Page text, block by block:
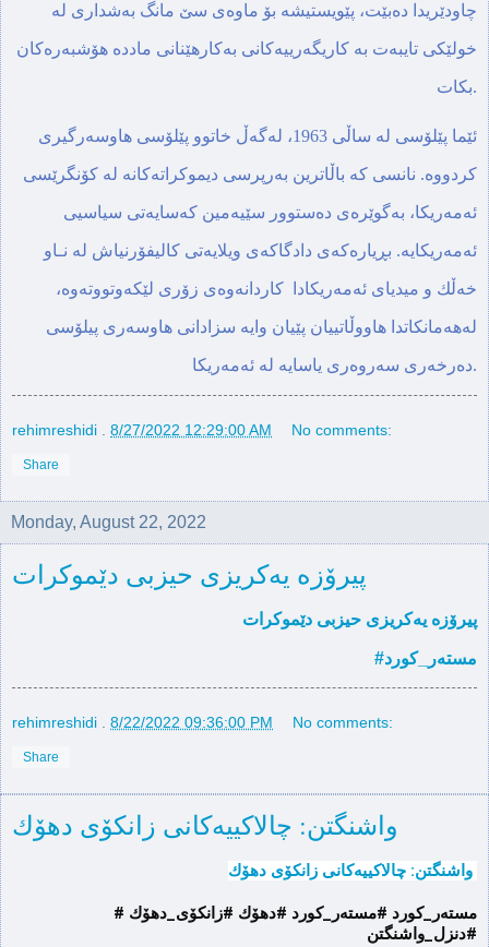
چاودێریدا ده‌بێت، پێویستیشە بۆ ماوه‌ی سێ مانگ به‌شداری له‌
خولێكی تایبه‌ت به‌ كاریگه‌رییه‌كانی به‌كارهێنانی مادده‌ هۆشبه‌ره‌كان
بكات.
ئێما پێلۆسی لە ساڵی 1963، لەگەڵ خاتوو پێلۆسی هاوسەرگیری
کردووە. نانسی کە باڵاترین بەرپرسی دیموکراتەکانە لە کۆنگرێسی
ئه‌مه‌ریكا، به‌گوێرەی دەستوور سێیەمین كەسایەتی سیاسیی
ئه‌مه‌ریكایه‌. بڕیارەكەی دادگاكه‌ی ویلایه‌تی كالیفۆرنیاش لە نـاو
خەڵك و میدیای ئەمه‌ریكادا كاردانەوەی زۆری لێكه‌وتووته‌وه‌،
له‌هه‌مانكاتدا هاووڵاتییان پێیان وایه‌ سزادانی هاوسه‌ری پیلۆسی
دەرخەری سەروەری یاسایە لە ئەمه‌ریكا.
rehimreshidi . 8/27/2022 12:29:00 AM No comments:
Share
Monday, August 22, 2022
پیرۆزە یەکریزی حیزبی دێموکرات
پیرۆزە یەکریزی حیزبی دێموکرات
#مستەر_کورد
rehimreshidi 8/22/2022 09:36:00 PM No comments:
Share
#مستەر_كورد #مستەر_كورد #دهۆك #زانكۆی_دهۆك
#دنزل_واشنگتن